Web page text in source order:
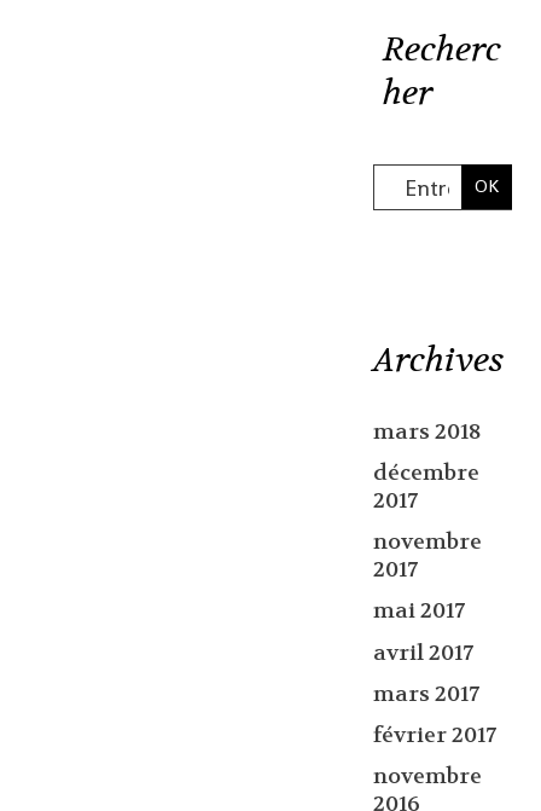
Recherc
her
Archives
mars 2018
décembre
2017
novembre
2017
mai 2017
avril 2017
mars 2017
février 2017
novembre
2016